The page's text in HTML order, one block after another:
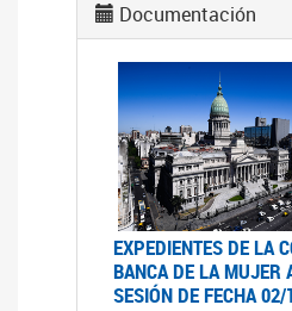
Documentación
EXPEDIENTES DE LA
BANCA DE LA MUJER
SESIÓN DE FECHA